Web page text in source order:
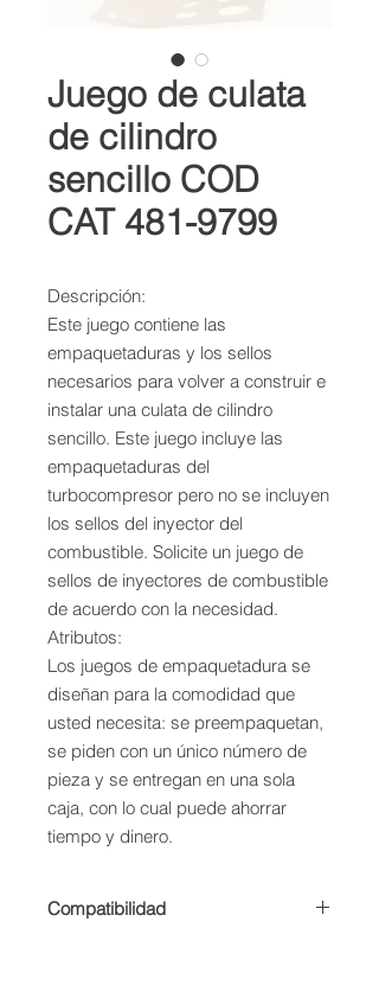
Juego de culata
de cilindro
sencillo COD
CAT 481-9799
Descripción:
Este juego contiene las
empaquetaduras y los sellos
necesarios para volver a construir e
instalar una culata de cilindro
sencillo. Este juego incluye las
empaquetaduras del
turbocompresor pero no se incluyen
los sellos del inyector del
combustible. Solicite un juego de
sellos de inyectores de combustible
de acuerdo con la necesidad.
Atributos:
Los juegos de empaquetadura se
diseñan para la comodidad que
usted necesita: se preempaquetan,
se piden con un único número de
pieza y se entregan en una sola
caja, con lo cual puede ahorrar
tiempo y dinero.
Compatibilidad